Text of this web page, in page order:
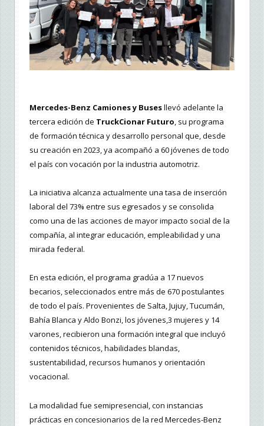
Mercedes-Benz Camiones y Busesllevó adelante la
tercera edición de TruckCionar Futuro, su programa
de formación técnica y desarrollo personal que, desde
su creación en 2023, ya acompañó a 60 jóvenes de todo
el país con vocación por la industria automotriz.
La iniciativa alcanza actualmente una tasa de inserción
laboral del 73% entre sus egresados y se consolida
como una de las acciones de mayor impacto social de la
compañía, al integrar educación, empleabilidad y una
mirada federal.
En esta edición, el programa gradúa a 17 nuevos
becarios, seleccionados entre más de 670 postulantes
de todo el país. Provenientes de Salta, Jujuy, Tucumán,
Bahía Blanca y Aldo Bonzi, los jóvenes,3 mujeres y 14
varones, recibieron una formación integral que incluyó
contenidos técnicos, habilidades blandas,
sustentabilidad, recursos humanos y orientación
vocacional.
La modalidad fue semipresencial, con instancias
prácticas en concesionarios de la red Mercedes-Benz